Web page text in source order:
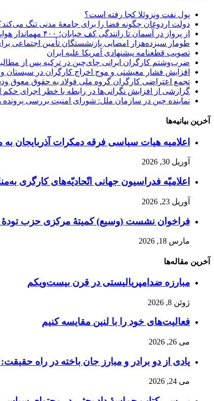
پول نفت ونزوئلا کجا رفته است؟
دولت اردوغان چگونه فضا را برای جامعهٔ مدنی تنگ
از پرواز در آسمان تا رانندگی کف خیابان؛ ۴۰۰ مهماندار هواپیما در تهران اخراج شدند؟!
طومار سیزده‌هزار امضایی بازنشستگان تأمین اجتماعی
تصویب قطعنامه پیشنهادی آمریکا علیه ایران
ضرب‌وشتم کارگران ایرانی چای‌چین در ترکیه پس از
افزایش فشار معیشتی و موج اخراج کارگران در سیستان
تجمع اعتراضی کارگران گروه ملی فولاد به حقوق معوق
گزارشی از افزایش نگرانی‌ها در رابطە با خطر اجرای
نماینده چین در سازمان ملل: شورای امنیت بررسی
آخرین بیانیه‌ها
اعلامیه هیات سیاسی فرقه دمکرات آذربایجان به مناسبت اول ماه مه،
آوریل 30, 2026
اعلامیّه فدراسیون جهانی اتّحادیّه‌های کارگری
آوریل 23, 2026
فراخوان نشست (وسیع)‌ کمیتهٔ‌ مرکزی حزب تودهٔ
مارس 18, 2026
آخرین مقاله‌ها
مبارزه ضد‌امپریالیستی در قرن بیست‌ویکم
ژوئن 8, 2026
فعالیت‌های خود را با لنین مقایسه کنیم
می 26, 2026
یادی از دو برادر و مبارز جان باخته در راه
می 24, 2026